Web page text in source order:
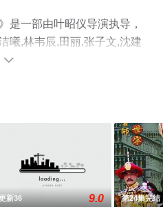
是一部由叶昭仪导演执导，
曦,林韦辰,田丽,张子文,沈建
海铭等演员精彩演绎的大陆
集就上星辰影视，更多相关

新36 9.0 第24集完结